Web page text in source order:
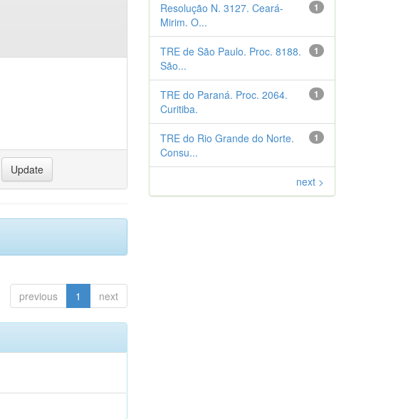
previous 1 next
1
Resolução N. 3127. Ceará-
Mirim. O...
1
TRE de São Paulo. Proc. 8188.
São...
1
TRE do Paraná. Proc. 2064.
Curitiba.
1
TRE do Rio Grande do Norte.
Consu...
next >